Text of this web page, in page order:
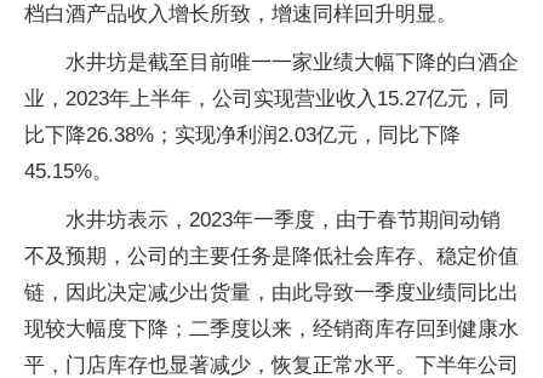
档白酒产品收入增长所致，增速同样回升明显。
水井坊是截至目前唯一一家业绩大幅下降的白酒企
业，2023年上半年，公司实现营业收入15.27亿元，同
比下降26.38%；实现净利润2.03亿元，同比下降
45.15%。
水井坊表示，2023年一季度，由于春节期间动销
不及预期，公司的主要任务是降低社会库存、稳定价值
链，因此决定减少出货量，由此导致一季度业绩同比出
现较大幅度下降；二季度以来，经销商库存回到健康水
平，门店库存也显著减少，恢复正常水平。下半年公司